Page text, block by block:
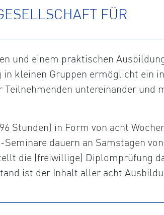
FÜR
und einem praktischen
kleinen Gruppen ermöglicht ein
untereinander und
Stunden) in Form von acht
dauern an Samstagen
die (freiwillige) Diplomprüfung
ist der Inhalt aller acht